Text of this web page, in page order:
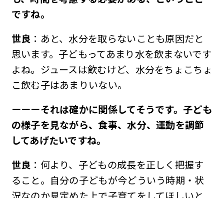
ですね。
世良 ：あと、水分を取らないことも原因だと
思います。子どもってあまり水を飲まないです
よね。ジュースは飲むけど、水分をちょこちょ
こ飲む子はあまりいない。
ーーーそれは確かに関係してそうです。子ども
の様子を見ながら、食事、水分、運動を調節
してあげたいですね。
世良 ：何より、子どもの成長を正しく把握す
ること。自分の子どもが今どういう時期・状